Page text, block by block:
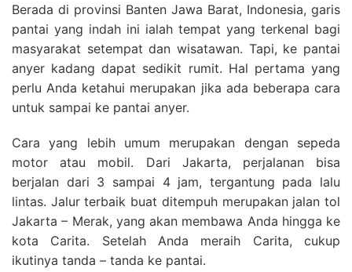
Berada di provinsi Banten Jawa Barat, Indonesia, garis
pantai yang indah ini ialah tempat yang terkenal bagi
masyarakat setempat dan wisatawan. Tapi, ke pantai
anyer kadang dapat sedikit rumit. Hal pertama yang
perlu Anda ketahui merupakan jika ada beberapa cara
untuk sampai ke pantai anyer.
Cara yang lebih umum merupakan dengan sepeda
motor atau mobil. Dari Jakarta, perjalanan bisa
berjalan dari 3 sampai 4 jam, tergantung pada lalu
lintas. Jalur terbaik buat ditempuh merupakan jalan tol
Jakarta – Merak, yang akan membawa Anda hingga ke
kota Carita. Setelah Anda meraih Carita, cukup
ikutinya tanda – tanda ke pantai.